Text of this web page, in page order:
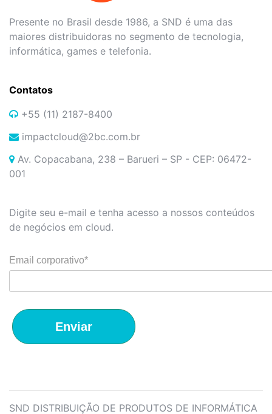
Presente no Brasil desde 1986, a SND é uma das
maiores distribuidoras no segmento de tecnologia,
informática, games e telefonia.
Contatos
+55 (11) 2187-8400
impactcloud@2bc.com.br
Av. Copacabana, 238 – Barueri – SP - CEP: 06472-
001
Digite seu e-mail e tenha acesso a nossos conteúdos
de negócios em cloud.
Email corporativo*
Enviar
SND DISTRIBUIÇÃO DE PRODUTOS DE INFORMÁTICA